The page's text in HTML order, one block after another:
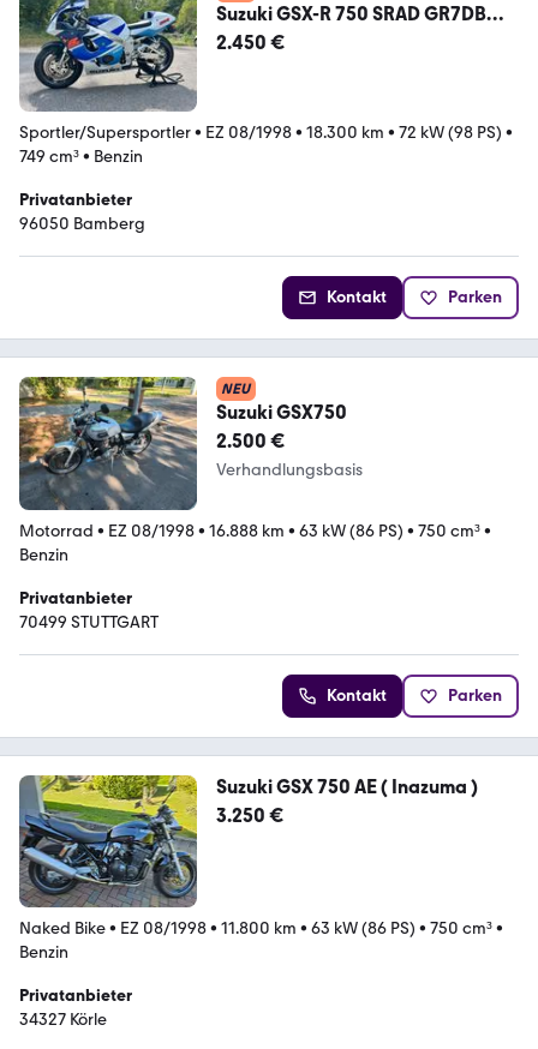
Suzuki GSX-R 750 SRAD GR7DB
Einspritzer 18300km HU07/28
2.450 €
Sportler/Supersportler• EZ 08/1998• 18.300 km • 72 kW (98 PS) •
749 cm³• Benzin
Privatanbieter
96050 Bamberg
Kontakt Parken
NEU
Suzuki GSX750
2.500 €
Verhandlungsbasis
Motorrad • EZ 08/1998• 16.888 km • 63 kW (86 PS) • 750 cm³•
Benzin
Privatanbieter
70499 STUTTGART
Kontakt Parken
Suzuki GSX 750 AE ( Inazuma )
3.250 €
Naked Bike• EZ 08/1998• 11.800 km • 63 kW (86 PS) • 750 cm³•
Benzin
Privatanbieter
34327 Körle